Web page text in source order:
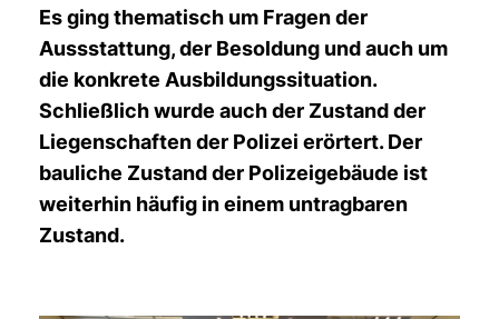
Es ging thematisch um Fragen der
Aussstattung, der Besoldung und auch um
die konkrete Ausbildungssituation.
Schließlich wurde auch der Zustand der
Liegenschaften der Polizei erörtert. Der
bauliche Zustand der Polizeigebäude ist
weiterhin häufig in einem untragbaren
Zustand.